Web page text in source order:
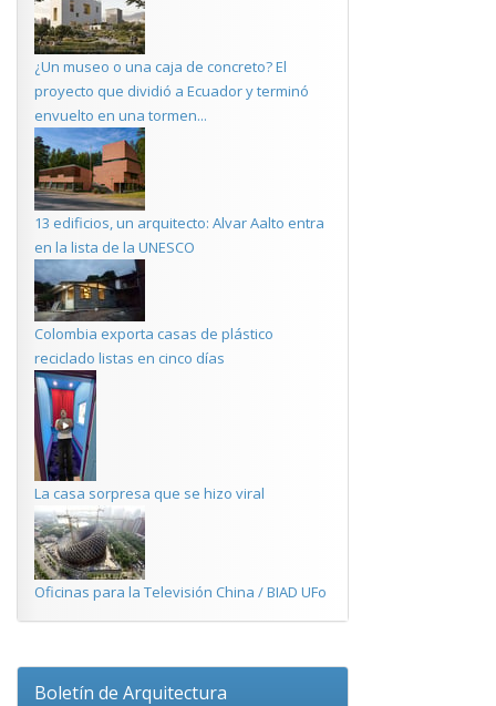
¿Un museo o una caja de concreto? El
proyecto que dividió a Ecuador y terminó
envuelto en una tormen...
13 edificios, un arquitecto: Alvar Aalto entra
en la lista de la UNESCO
Colombia exporta casas de plástico
reciclado listas en cinco días
La casa sorpresa que se hizo viral
Oficinas para la Televisión China / BIAD UFo
Boletín de Arquitectura